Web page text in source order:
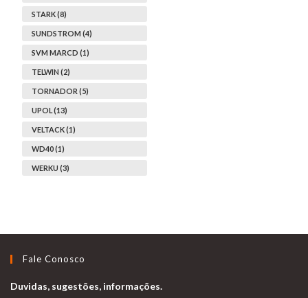
STARK (8)
SUNDSTROM (4)
SVM MARCD (1)
TELWIN (2)
TORNADOR (5)
UPOL (13)
VELTACK (1)
WD40 (1)
WERKU (3)
Fale Conosco
Duvidas, sugestões, informações.